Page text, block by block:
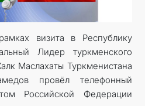
НА ПРИЕМ
ДАННЫЕ
И ПАМЯТНЫЕ ДНИ
визита в Республику
Лидер туркменского
Маслахаты Туркменистана
провёл телефонный
Российской Федерации